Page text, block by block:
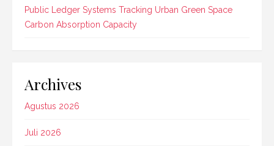
Public Ledger Systems Tracking Urban Green Space
Carbon Absorption Capacity
Archives
Agustus 2026
Juli 2026